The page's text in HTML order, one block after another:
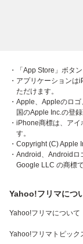
・「App Store」ボタ
・アプリケーション
ただけます。
・Apple、Appleのロ
国のApple Inc.の登録
・iPhone商標は、ア
す。
・Copyright (C) Apple
・Android、Androidロ
Google LLC の商標で
Yahoo!フリマにつ
Yahoo!フリマについて
Yahoo!フリマトピック